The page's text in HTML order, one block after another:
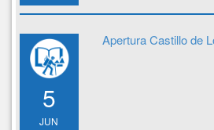
5
JUN
Apertura Castillo de